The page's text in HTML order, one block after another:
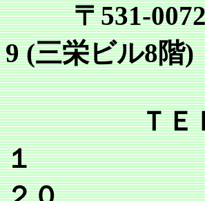
〒531-
9 (三栄ビル8階)
ＴＥＬ（０
１ ＦＡＸ